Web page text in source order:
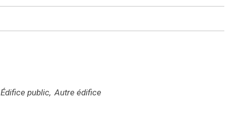
Édifice public Autre édifice